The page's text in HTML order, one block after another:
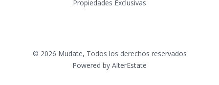
Propiedades Exclusivas
© 2026 Mudate, Todos los derechos reservados
Powered by AlterEstate